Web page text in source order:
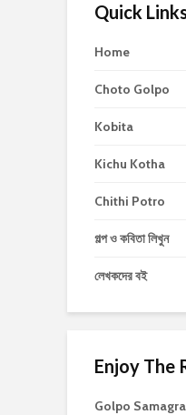
Quick
Home
Choto Golpo
Kobita
Kichu Kotha
Chithi Potro
গল্প ও কবিতা লিখুন
লেখকদের বই
Enjoy The
Golpo